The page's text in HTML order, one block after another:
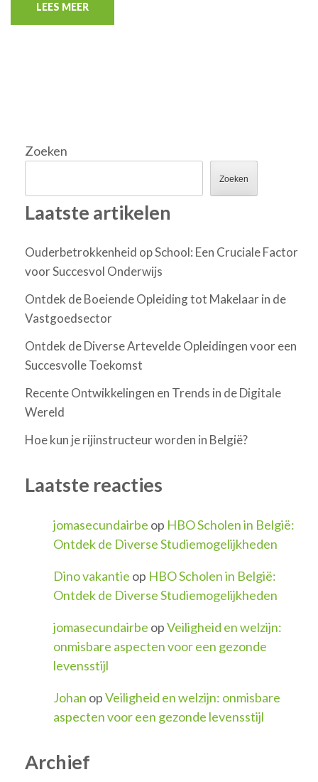
LEES MEER
Zoeken
Zoeken
Laatste artikelen
Ouderbetrokkenheid op School: Een Cruciale Factor
voor Succesvol Onderwijs
Ontdek de Boeiende Opleiding tot Makelaar in de
Vastgoedsector
Ontdek de Diverse Artevelde Opleidingen voor een
Succesvolle Toekomst
Recente Ontwikkelingen en Trends in de Digitale
Wereld
Hoe kun je rijinstructeur worden in België?
Laatste reacties
jomasecundairbe op HBO Scholen in België:
Ontdek de Diverse Studiemogelijkheden
Dino vakantie op HBO Scholen in België:
Ontdek de Diverse Studiemogelijkheden
jomasecundairbe opVeiligheid en welzijn:
onmisbare aspecten voor een gezonde
levensstijl
Johan opVeiligheid en welzijn: onmisbare
aspecten voor een gezonde levensstijl
Archief